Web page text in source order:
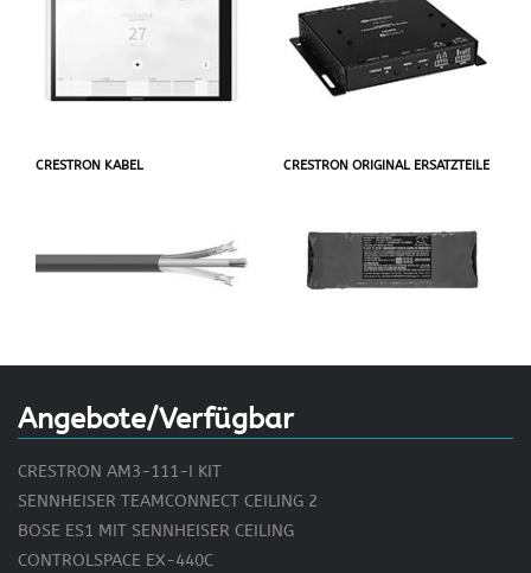
CRESTRON KABEL CRESTRON ORIGINAL ERSATZTEILE
Angebote/Verfügbar
CRESTRON AM3-111-I KIT
SENNHEISER TEAMCONNECT CEILING 2
BOSE ES1 MIT SENNHEISER CEILING
CONTROLSPACE EX-440C